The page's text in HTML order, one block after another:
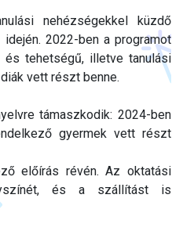
nehézségekkel küzdő
2022-ben a programot
tehetségű, illetve tanulási
vett részt benne.
támaszkodik: 2024-ben
gyermek vett részt
előírás révén. Az oktatási
és a szállítást is